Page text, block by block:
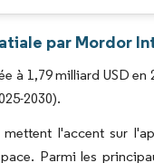
par Mordor
à 1,79 milliard USD
2030).
l'accent sur
Parmi les